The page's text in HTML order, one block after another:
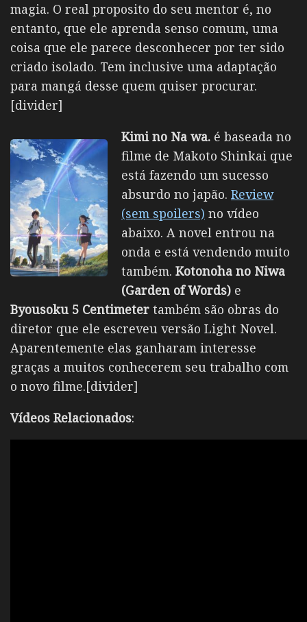
magia. O real proposito do seu mentor é, no
entanto, que ele aprenda senso comum, uma
coisa que ele parece desconhecer por ter sido
criado isolado. Tem inclusive uma adaptação
para mangá desse quem quiser procurar.
[divider]
Kimi no Na wa. é baseada no
filme de Makoto Shinkai que
está fazendo um sucesso
absurdo no japão. Review
(sem spoilers) no vídeo
abaixo. A novel entrou na
onda e está vendendo muito
também. Kotonoha no Niwa
(Garden of Words) e
Byousoku 5 Centimeter também são obras do
diretor que ele escreveu versão Light Novel.
Aparentemente elas ganharam interesse
graças a muitos conhecerem seu trabalho com
o novo filme.[divider]
Vídeos Relacionados: